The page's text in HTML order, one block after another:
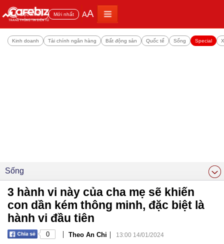
Đọc nhiều Mới nhất AA
Kinh doanh Tài chính ngân hàng Bất động sản Quốc tế Sống Special
Sống
3 hành vi này của cha mẹ sẽ khiến
con dần kém thông minh, đặc biệt là
hành vi đầu tiên
0 | Theo An Chi | 13:00 14/01/2024